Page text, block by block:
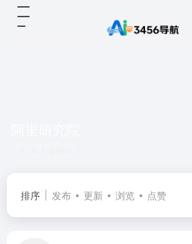
排序 发布 更新 浏览 点赞